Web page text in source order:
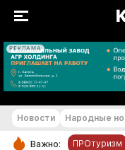
РЕКЛАМА
Новости Народные
Важно: ПРОтуризм